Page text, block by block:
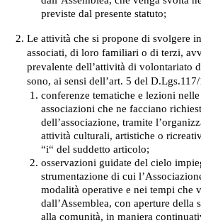
previste dal presente statuto;
Le attività che si propone di svolgere
associati, di loro familiari o di terzi,
prevalente dell’attività di volontariato
sono, ai sensi dell’art. 5 del
conferenze tematiche e lezioni
associazioni che ne facciano
dell’associazione, tramite
attività culturali, artistiche o
“i“ del suddetto articolo;
osservazioni guidate del cielo
strumentazione di cui
modalità operative e nei tempi che
dall’Assemblea, con aperture della
alla comunità, in maniera